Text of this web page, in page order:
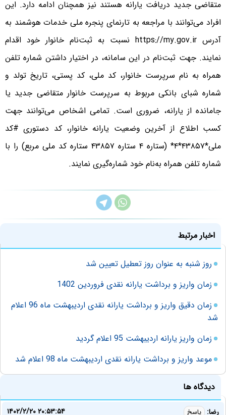
متقاضی جدید دریافت یارانه هستند نیز همچنان ادامه دارد. این
افراد می‌توانند با مراجعه به تارنمای پنجره ملی خدمات هوشمند به
آدرس https://my.gov.ir نسبت به ثبت‌نام خانوار خود اقدام
نمایند. جهت ثبت‌نام در این سامانه، در اختیار داشتن شماره تلفن
همراه به‌ نام سرپرست خانوار، کد ملی، کد پستی، تاریخ تولد و
شماره شبای بانکی مربوط به سرپرست خانوار متقاضی جدید یا
جامانده از یارانه، ضروری است. تمامی اشخاص می‌توانند جهت
کسب اطلاع از آخرین وضعیت یارانه خانوار، کد دستوری #کد
ملی*۴۳۸۵۷*۴* (ستاره ۴ ستاره ۴۳۸۵۷ ستاره کد ملی مربع) را با
شماره تلفن همراه به‌نام خود شماره‌گیری نمایند.
اخبار مرتبط
روز شنبه به‌ عنوان روز تعطیل تعیین شد
زمان واریز و برداشت یارانه نقدی فروردین 1402
زمان دقیق واریز و برداشت یارانه نقدی اردیبهشت ماه 96 اعلام
شد
زمان واریز یارانه اردیبهشت 95 اعلام گردید
موعد واریز و برداشت یارانه نقدی اردیبهشت ماه 98 اعلام شد
دیدگاه ها
رضا: پاسخ
۱۴۰۲/۲/۲۰ ۲۰:۵۳:۵۴